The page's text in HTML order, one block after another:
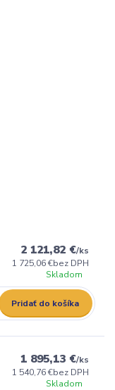
2 121,82 €/ks
1 725,06 €bez DPH
Skladom
Pridať do košíka
1 895,13 €/ks
1 540,76 €bez DPH
Skladom